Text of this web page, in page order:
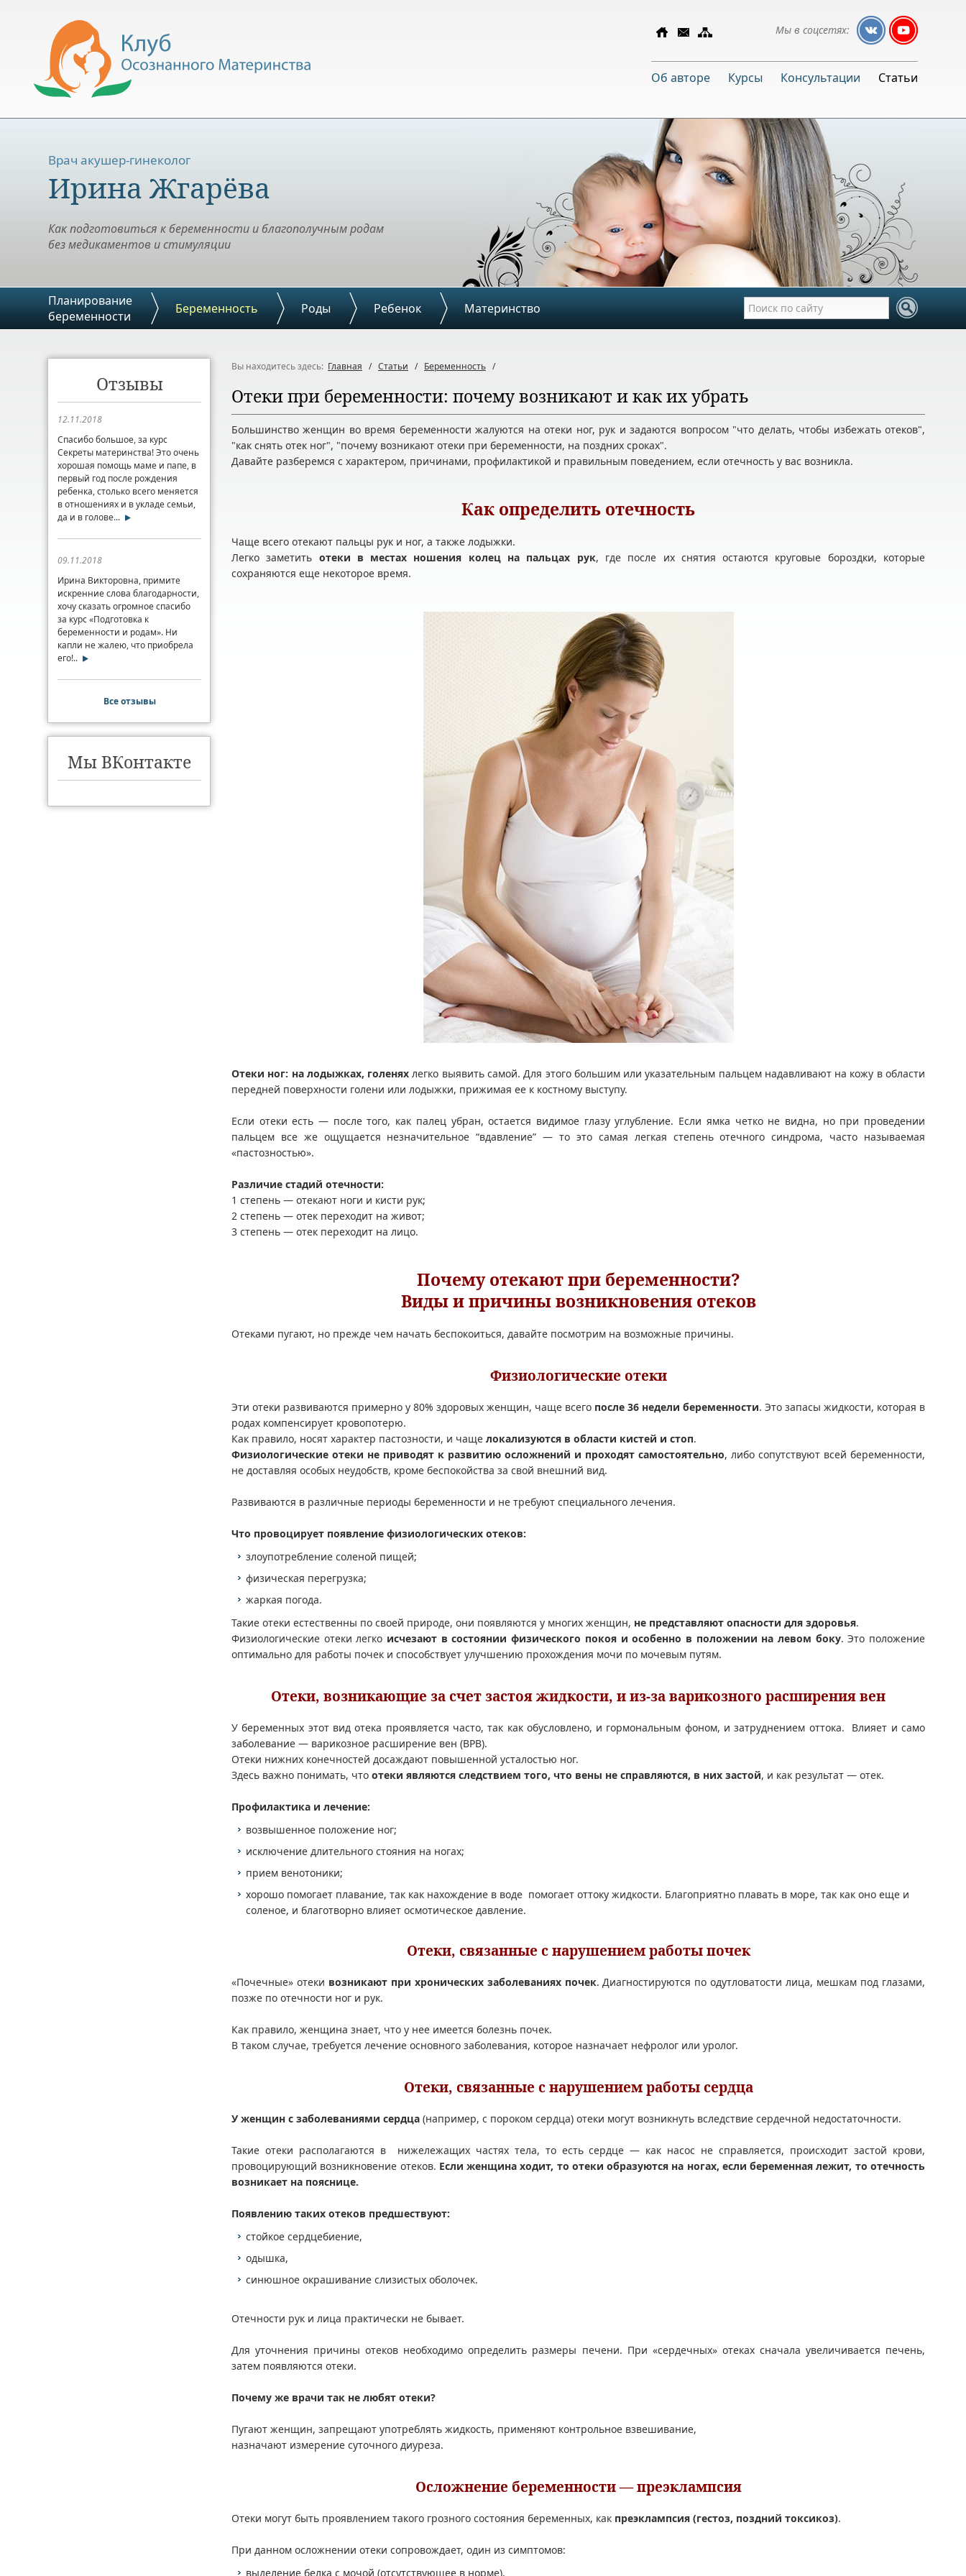
Мы в соцсетях:
Об авторе Курсы Консультации Статьи
Врач акушер-гинеколог
Ирина Жгарёва
Как подготовиться к беременности и благополучным родам
без медикаментов и стимуляции
Планирование
беременности
Беременность Роды Ребенок Материнство
Отзывы
12.11.2018
Спасибо большое, за курс
Секреты материнства! Это очень
хорошая помощь маме и папе, в
первый год после рождения
ребенка, столько всего меняется
в отношениях и в укладе семьи,
да и в голове...
09.11.2018
Ирина Викторовна, примите
искренние слова благодарности,
хочу сказать огромное спасибо
за курс «Подготовка к
беременности и родам». Ни
капли не жалею, что приобрела
его!..
Все отзывы
Мы ВКонтакте
Вы находитесь здесь: Главная / Статьи / Беременность /
Отеки при беременности: почему возникают и как их убрать
Большинство женщин во время беременности жалуются на отеки ног, рук и задаются вопросом "что делать, чтобы избежать отеков",
"как снять отек ног", "почему возникают отеки при беременности, на поздних сроках".
Давайте разберемся с характером, причинами, профилактикой и правильным поведением, если отечность у вас возникла.
Как определить отечность
Чаще всего отекают пальцы рук и ног, а также лодыжки.
Легко заметить отеки в местах ношения колец на пальцах рук, где после их снятия остаются круговые бороздки, которые
сохраняются еще некоторое время.
Отеки ног: на лодыжках, голенях легко выявить самой. Для этого большим или указательным пальцем надавливают на кожу в области
передней поверхности голени или лодыжки, прижимая ее к костному выступу.
Если отеки есть — после того, как палец убран, остается видимое глазу углубление. Если ямка четко не видна, но при проведении
пальцем все же ощущается незначительное “вдавление” — то это самая легкая степень отечного синдрома, часто называемая
«пастозностью».
Различие стадий отечности:
1 степень — отекают ноги и кисти рук;
2 степень — отек переходит на живот;
3 степень — отек переходит на лицо.
Почему отекают при беременности?
Виды и причины возникновения отеков
Отеками пугают, но прежде чем начать беспокоиться, давайте посмотрим на возможные причины.
Физиологические отеки
Эти отеки развиваются примерно у 80% здоровых женщин, чаще всего после 36 недели беременности. Это запасы жидкости, которая в
родах компенсирует кровопотерю.
Как правило, носят характер пастозности, и чаще локализуются в области кистей и стоп.
Физиологические отеки не приводят к развитию осложнений и проходят самостоятельно, либо сопутствуют всей беременности,
не доставляя особых неудобств, кроме беспокойства за свой внешний вид.
Развиваются в различные периоды беременности и не требуют специального лечения.
Что провоцирует появление физиологических отеков:
злоупотребление соленой пищей;
физическая перегрузка;
жаркая погода.
Такие отеки естественны по своей природе, они появляются у многих женщин, не представляют опасности для здоровья.
Физиологические отеки легко исчезают в состоянии физического покоя и особенно в положении на левом боку. Это положение
оптимально для работы почек и способствует улучшению прохождения мочи по мочевым путям.
Отеки, возникающие за счет застоя жидкости, и из-за варикозного расширения вен
У беременных этот вид отека проявляется часто, так как обусловлено, и гормональным фоном, и затруднением оттока. Влияет и само
заболевание — варикозное расширение вен (ВРВ).
Отеки нижних конечностей досаждают повышенной усталостью ног.
Здесь важно понимать, что отеки являются следствием того, что вены не справляются, в них застой, и как результат — отек.
Профилактика и лечение:
возвышенное положение ног;
исключение длительного стояния на ногах;
прием венотоники;
хорошо помогает плавание, так как нахождение в воде помогает оттоку жидкости. Благоприятно плавать в море, так как оно еще и
соленое, и благотворно влияет осмотическое давление.
Отеки, связанные с нарушением работы почек
«Почечные» отеки возникают при хронических заболеваниях почек. Диагностируются по одутловатости лица, мешкам под глазами,
позже по отечности ног и рук.
Как правило, женщина знает, что у нее имеется болезнь почек.
В таком случае, требуется лечение основного заболевания, которое назначает нефролог или уролог.
Отеки, связанные с нарушением работы сердца
У женщин с заболеваниями сердца (например, с пороком сердца) отеки могут возникнуть вследствие сердечной недостаточности.
Такие отеки располагаются в нижележащих частях тела, то есть сердце — как насос не справляется, происходит застой крови,
провоцирующий возникновение отеков. Если женщина ходит, то отеки образуются на ногах, если беременная лежит, то отечность
возникает на пояснице.
Появлению таких отеков предшествуют:
стойкое сердцебиение,
одышка,
синюшное окрашивание слизистых оболочек.
Отечности рук и лица практически не бывает.
Для уточнения причины отеков необходимо определить размеры печени. При «сердечных» отеках сначала увеличивается печень,
затем появляются отеки.
Почему же врачи так не любят отеки?
Пугают женщин, запрещают употреблять жидкость, применяют контрольное взвешивание,
назначают измерение суточного диуреза.
Осложнение беременности — преэклампсия
Отеки могут быть проявлением такого грозного состояния беременных, как преэклампсия (гестоз, поздний токсикоз).
При данном осложнении отеки сопровождает, один из симптомов:
выделение белка с мочой (отсутствующее в норме),